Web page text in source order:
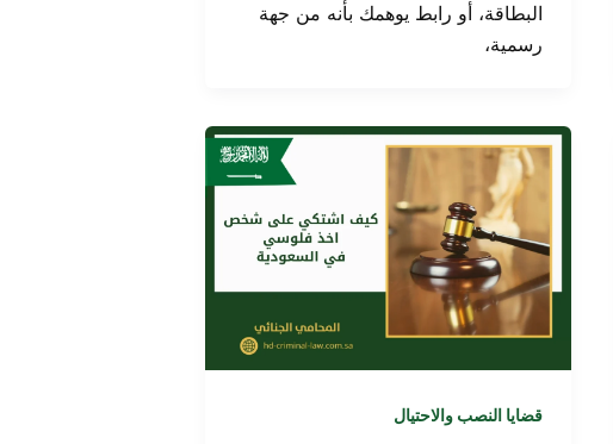
البطاقة، أو رابط يوهمك بأنه من جهة
رسمية،
قضايا النصب والاحتيال